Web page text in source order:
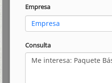
Empresa
Consulta